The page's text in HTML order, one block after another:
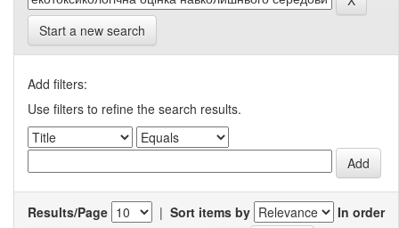
Start a new search
Add filters:
Use filters to refine the search results.
Results/Page | Sort items by
In order